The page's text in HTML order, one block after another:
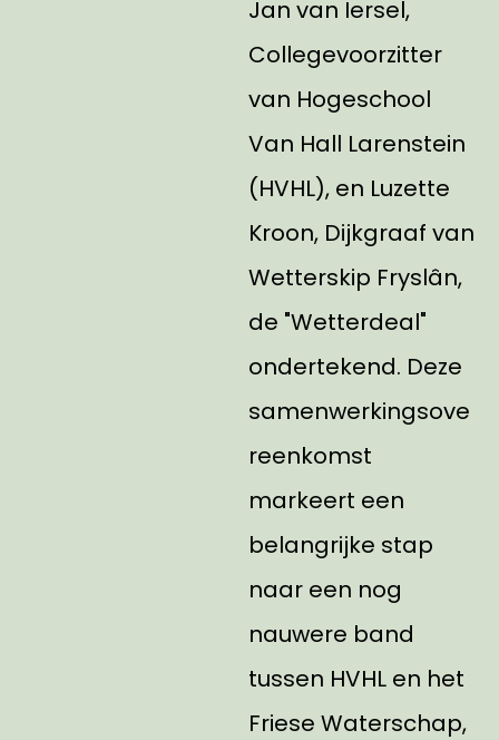
Jan van Iersel,
Collegevoorzitter
van Hogeschool
Van Hall Larenstein
(HVHL), en Luzette
Kroon, Dijkgraaf van
Wetterskip Fryslân,
de "Wetterdeal"
ondertekend. Deze
samenwerkingsove
reenkomst
markeert een
belangrijke stap
naar een nog
nauwere band
tussen HVHL en het
Friese Waterschap,